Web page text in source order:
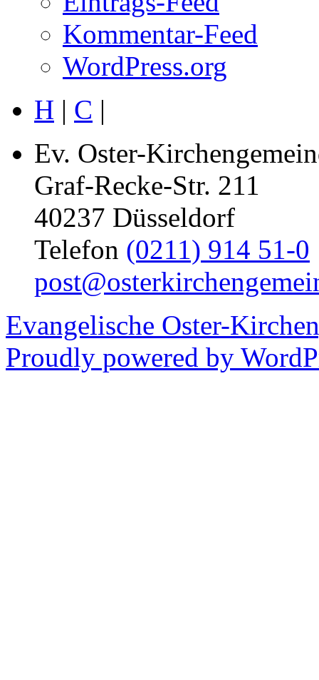
Kommentar-Feed
WordPress.org
H | C |
Ev. Oster-
Graf-Recke-Str. 211
40237 Düsseldorf
Telefon (0211) 914 51-0
Evangelische Oster-
Proudly powered by